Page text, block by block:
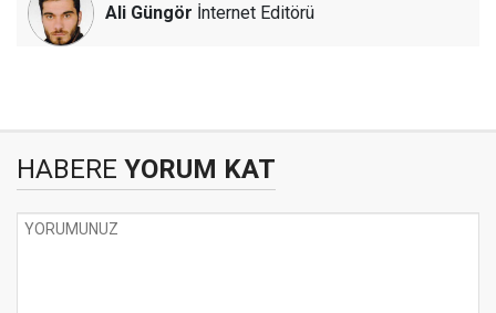
Ali Güngör İnternet Editörü
HABERE YORUM KAT